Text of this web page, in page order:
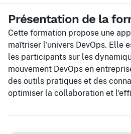
Présentation de la
Cette formation propose une
maîtriser l'univers DevOps. Elle
les participants sur les
mouvement DevOps en
des outils pratiques et des
optimiser la collaboration et